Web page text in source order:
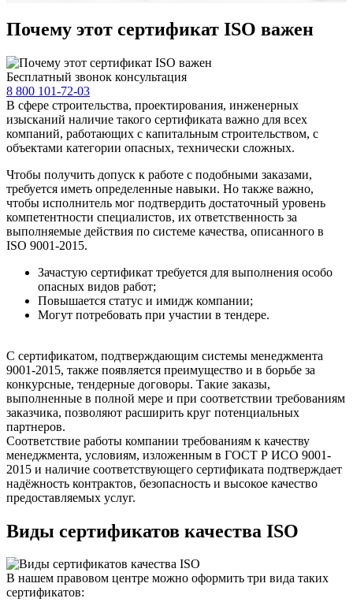
Почему этот сертификат ISO важен
Бесплатный звонок консультация
8 800 101-72-03
В сфере строительства, проектирования, инженерных
изысканий наличие такого сертификата важно для всех
компаний, работающих с капитальным строительством, с
объектами категории опасных, технически сложных.
Чтобы получить допуск к работе с подобными заказами,
требуется иметь определенные навыки. Но также важно,
чтобы исполнитель мог подтвердить достаточный уровень
компетентности специалистов, их ответственность за
выполняемые действия по системе качества, описанного в
ISO 9001-2015.
Зачастую сертификат требуется для выполнения особо
опасных видов работ;
Повышается статус и имидж компании;
Могут потребовать при участии в тендере.
С сертификатом, подтверждающим системы менеджмента
9001-2015, также появляется преимущество и в борьбе за
конкурсные, тендерные договоры. Такие заказы,
выполненные в полной мере и при соответствии требованиям
заказчика, позволяют расширить круг потенциальных
партнеров.
Соответствие работы компании требованиям к качеству
менеджмента, условиям, изложенным в ГОСТ Р ИСО 9001-
2015 и наличие соответствующего сертификата подтверждает
надёжность контрактов, безопасность и высокое качество
предоставляемых услуг.
Виды сертификатов качества ISO
В нашем правовом центре можно оформить три вида таких
сертификатов: